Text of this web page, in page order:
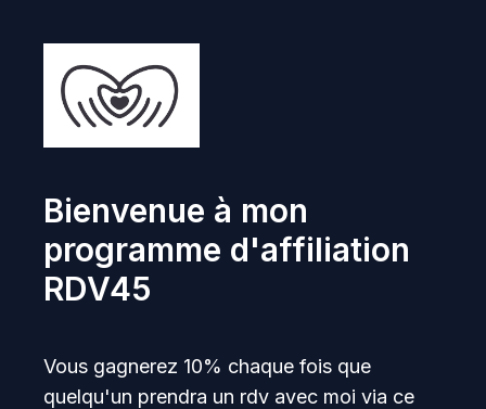
Bienvenue à mon
programme d'affiliation
RDV45
Vous gagnerez 10% chaque fois que
quelqu'un prendra un rdv avec moi via ce